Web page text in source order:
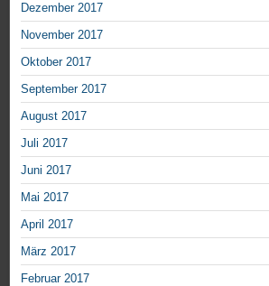
Dezember 2017
November 2017
Oktober 2017
September 2017
August 2017
Juli 2017
Juni 2017
Mai 2017
April 2017
März 2017
Februar 2017